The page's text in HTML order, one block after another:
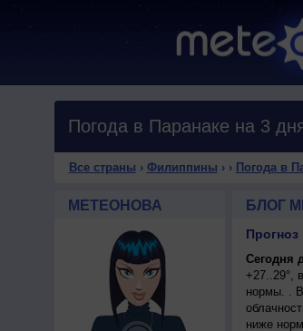
Погода в Паранаке на 3
Все страны › Филиппины › › Погода в
МЕТЕОНОВА БЛОГ
Прогноз
Сегодня
+27..29°,
нормы. .
ниже